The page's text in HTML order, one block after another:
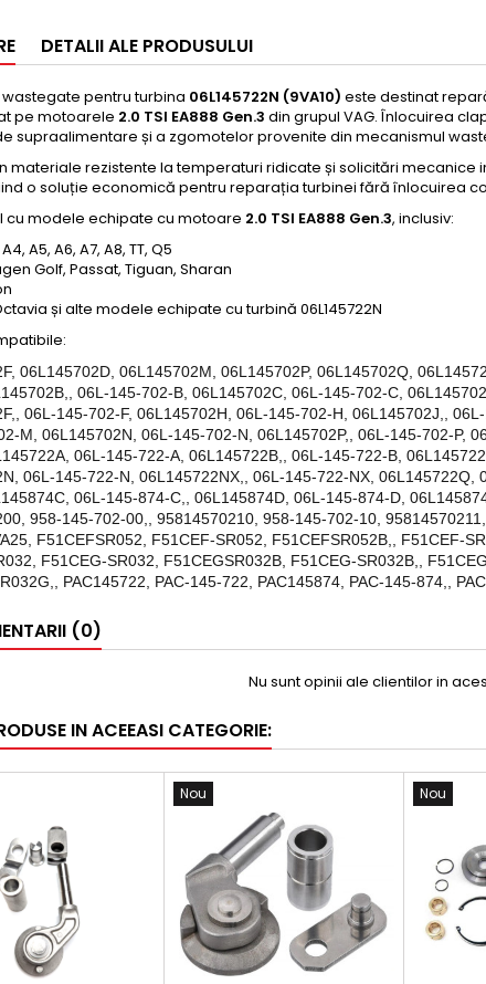
DETALII ALE PRODUSULUI
pentru turbina 06L145722N (9VA10) este destinat
pe motoarele 2.0 TSI EA888 Gen.3 din grupul VAG. Înlocuirea
supraalimentare și a zgomotelor provenite din mecanismul
materiale rezistente la temperaturi ridicate și solicitări
o soluție economică pentru reparația turbinei fără înlocuirea
cu modele echipate cu motoare 2.0 TSI EA888 Gen.3, inclusiv:
A5, A6, A7, A8, TT, Q5
Golf, Passat, Tiguan, Sharan
și alte modele echipate cu turbină 06L145722N
06L145702D, 06L145702M, 06L145702P, 06L145702Q,
06L-145-702-B, 06L145702C, 06L-145-702-C,
06L-145-702-F, 06L145702H, 06L-145-702-H, 06L145702J,,
M, 06L145702N, 06L-145-702-N, 06L145702P,, 06L-145-702-P,
06L-145-722-A, 06L145722B,, 06L-145-722-B,
06L-145-722-N, 06L145722NX,, 06L-145-722-NX,
06L-145-874-C,, 06L145874D, 06L-145-874-D,
958-145-702-00,, 95814570210, 958-145-702-10,
F51CEFSR052, F51CEF-SR052, F51CEFSR052B,, F51CEF-
F51CEG-SR032, F51CEGSR032B, F51CEG-SR032B,,
PAC145722, PAC-145-722, PAC145874, PAC-145-874,,
(0)
Nu sunt opinii ale clientilor in
IN ACEEASI CATEGORIE:
Nou Nou